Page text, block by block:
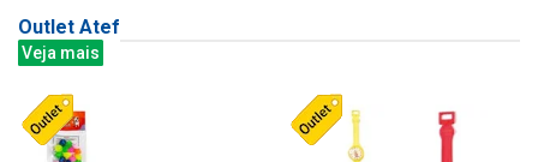
Outlet Atef
Veja mais